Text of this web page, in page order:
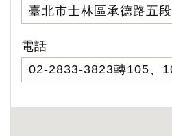
臺北市士林區承德路五
電話
02-2833-3823轉105、